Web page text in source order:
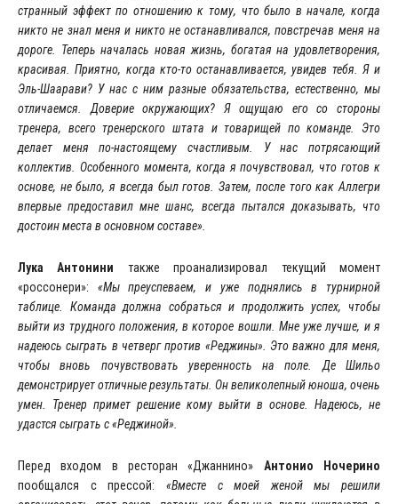
странный эффект по отношению к тому, что было в начале, когда
никто не знал меня и никто не останавливался, повстречав меня на
дороге. Теперь началась новая жизнь, богатая на удовлетворения,
красивая. Приятно, когда кто-то останавливается, увидев тебя. Я и
Эль-Шаарави? У нас с ним разные обязательства, естественно, мы
отличаемся. Доверие окружающих? Я ощущаю его со стороны
тренера, всего тренерского штата и товарищей по команде. Это
делает меня по-настоящему счастливым. У нас потрясающий
коллектив. Особенного момента, когда я почувствовал, что готов к
основе, не было, я всегда был готов. Затем, после того как Аллегри
впервые предоставил мне шанс, всегда пытался доказывать, что
достоин места в основном составе».
Лука Антонини также проанализировал текущий момент
«россонери»: «Мы преуспеваем, и уже поднялись в турнирной
таблице. Команда должна собраться и продолжить успех, чтобы
выйти из трудного положения, в которое вошли. Мне уже лучше, и я
надеюсь сыграть в четверг против «Реджины». Это важно для меня,
чтобы вновь почувствовать уверенность на поле. Де Шильо
демонстрирует отличные результаты. Он великолепный юноша, очень
умен. Тренер примет решение кому выйти в основе. Надеюсь, не
удастся сыграть с «Реджиной».
Перед входом в ресторан «Джаннино» Антонио Ночерино
пообщался с прессой: «Вместе с моей женой мы решили